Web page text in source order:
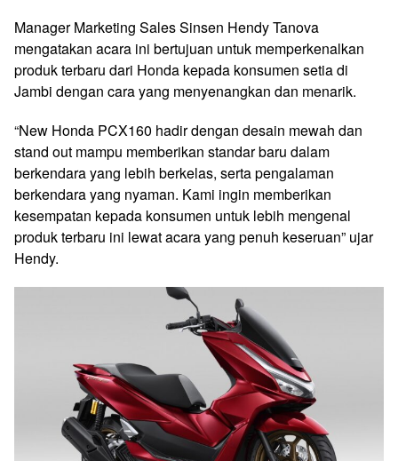
Manager Marketing Sales Sinsen Hendy Tanova
mengatakan acara ini bertujuan untuk memperkenalkan
produk terbaru dari Honda kepada konsumen setia di
Jambi dengan cara yang menyenangkan dan menarik.
“New Honda PCX160 hadir dengan desain mewah dan
stand out mampu memberikan standar baru dalam
berkendara yang lebih berkelas, serta pengalaman
berkendara yang nyaman. Kami ingin memberikan
kesempatan kepada konsumen untuk lebih mengenal
produk terbaru ini lewat acara yang penuh keseruan” ujar
Hendy.